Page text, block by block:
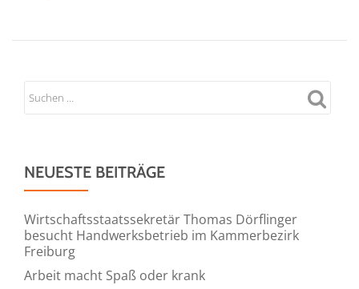
NEUESTE BEITRÄGE
Wirtschaftsstaatssekretär Thomas Dörflinger
besucht Handwerksbetrieb im Kammerbezirk
Freiburg
Arbeit macht Spaß oder krank